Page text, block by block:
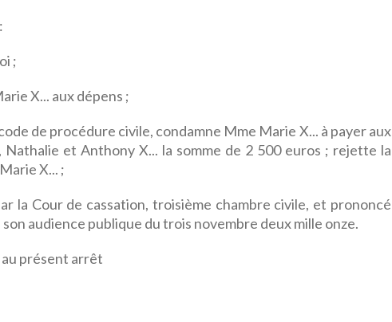
;
X... aux dépens ;
de procédure civile, condamne Mme Marie X... à payer aux
et Anthony X... la somme de 2 500 euros ; rejette la
X... ;
la Cour de cassation, troisième chambre civile, et prononcé
audience publique du trois novembre deux mille onze.
présent arrêt